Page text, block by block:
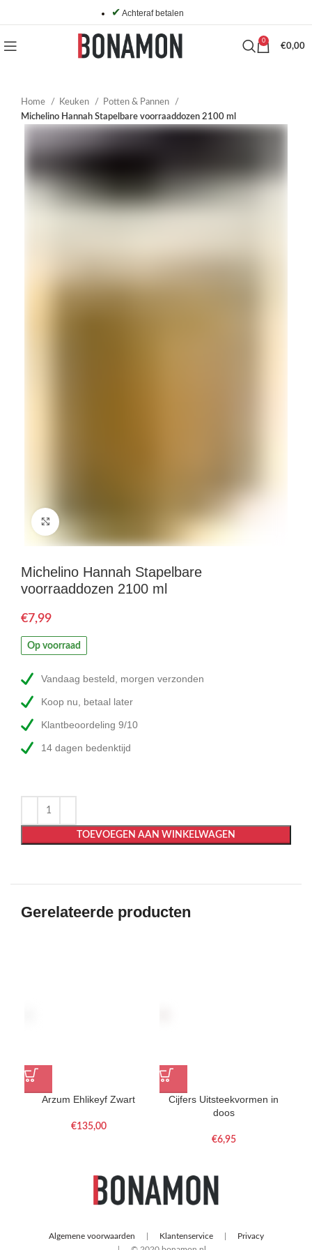
✔ Achteraf betalen
0
€0,00
Home Keuken
Potten & Pannen
Michelino Hannah Stapelbare voorraaddozen 2100 ml
Michelino Hannah Stapelbare
voorraaddozen 2100 ml
€
Op voorraad
Vandaag besteld, morgen verzonden
Koop nu, betaal later
Klantbeoordeling 9/10
14 dagen bedenktijd
TOEVOEGEN AAN WINKELWAGEN
Gerelateerde producten
Arzum Ehlikeyf Zwart
€
Cijfers Uitsteekvormen in
doos
€
Algemene voorwaarden Klantenservice
Privacy